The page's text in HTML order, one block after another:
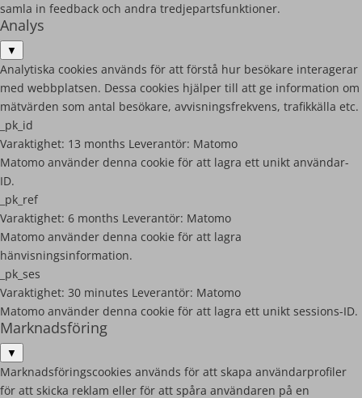
samla in feedback och andra tredjepartsfunktioner.
Analys
▼
Analytiska cookies används för att förstå hur besökare interagerar
med webbplatsen. Dessa cookies hjälper till att ge information om
mätvärden som antal besökare, avvisningsfrekvens, trafikkälla etc.
_pk_id
Varaktighet: 13 months Leverantör: Matomo
Matomo använder denna cookie för att lagra ett unikt användar-
ID.
_pk_ref
Varaktighet: 6 months Leverantör: Matomo
Matomo använder denna cookie för att lagra
hänvisningsinformation.
_pk_ses
Varaktighet: 30 minutes Leverantör: Matomo
Matomo använder denna cookie för att lagra ett unikt sessions-ID.
Marknadsföring
▼
Marknadsföringscookies används för att skapa användarprofiler
för att skicka reklam eller för att spåra användaren på en